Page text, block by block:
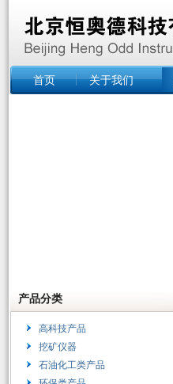
首页 关于我们
产品分类
高科技产品
挖矿仪器
石油化工类产品